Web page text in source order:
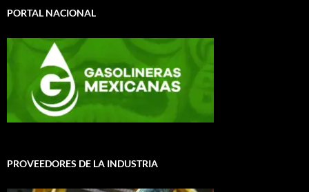
PORTAL NACIONAL
PROVEEDORES DE LA INDUSTRIA